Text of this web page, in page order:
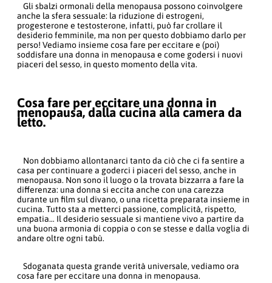
Gli sbalzi ormonali della menopausa possono coinvolgere
anche la sfera sessuale: la riduzione di estrogeni,
progesterone e testosterone, infatti, può far crollare il
desiderio femminile, ma non per questo dobbiamo darlo per
perso! Vediamo insieme cosa fare per eccitare e (poi)
soddisfare una donna in menopausa e come godersi i nuovi
piaceri del sesso, in questo momento della vita.
Cosa fare per eccitare una donna in
menopausa, dalla cucina alla camera da
letto.
Non dobbiamo allontanarci tanto da ciò che ci fa sentire a
casa per continuare a goderci i piaceri del sesso, anche in
menopausa. Non sono il luogo o la trovata bizzarra a fare la
differenza: una donna si eccita anche con una carezza
durante un film sul divano, o una ricetta preparata insieme in
cucina. Tutto sta a metterci passione, complicità, rispetto,
empatia… Il desiderio sessuale si mantiene vivo a partire da
una buona armonia di coppia o con se stesse e dalla voglia di
andare oltre ogni tabù.
Sdoganata questa grande verità universale, vediamo ora
cosa fare per eccitare una donna in menopausa.